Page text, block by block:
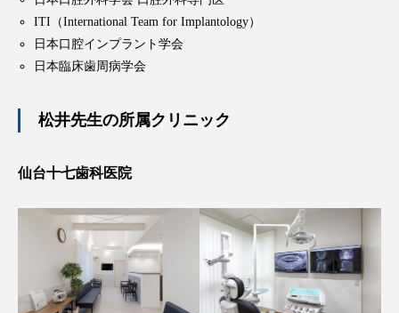
ITI（International Team for Implantology）
日本口腔インプラント学会
日本臨床歯周病学会
松井先生の所属クリニック
仙台十七歯科医院